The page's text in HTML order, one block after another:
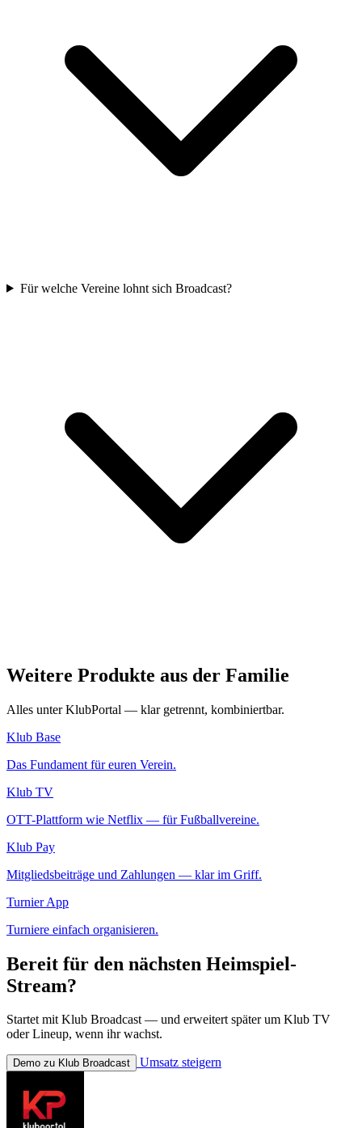
Für welche Vereine lohnt sich Broadcast?
Weitere Produkte aus der Familie
Alles unter KlubPortal — klar getrennt, kombiniertbar.
Klub Base
Das Fundament für euren Verein.
Klub TV
OTT-Plattform wie Netflix — für Fußballvereine.
Klub Pay
Mitgliedsbeiträge und Zahlungen — klar im Griff.
Turnier App
Turniere einfach organisieren.
Bereit für den nächsten Heimspiel-
Stream?
Startet mit Klub Broadcast — und erweitert später um Klub TV
oder Lineup, wenn ihr wachst.
Demo zu Klub Broadcast Umsatz steigern